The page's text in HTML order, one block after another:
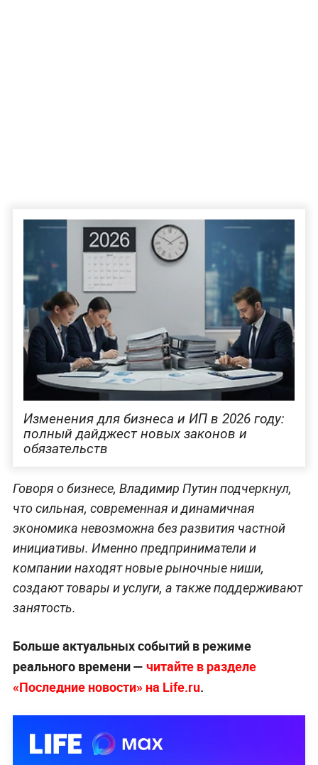
Изменения для бизнеса и ИП в 2026 году:
полный дайджест новых законов и
обязательств
Говоря о бизнесе, Владимир Путин подчеркнул,
что сильная, современная и динамичная
экономика невозможна без развития частной
инициативы. Именно предприниматели и
компании находят новые рыночные ниши,
создают товары и услуги, а также поддерживают
занятость.
Больше актуальных событий в режиме
реального времени — читайте в разделе
«Последние новости» на Life.ru.